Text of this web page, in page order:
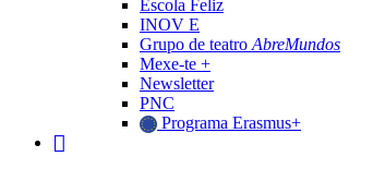
Escola Feliz
INOV E
Grupo de teatro AbreMundos
Mexe-te +
Newsletter
PNC
Programa Erasmus+